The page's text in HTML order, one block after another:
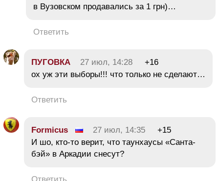
в Вузовском продавались за 1 грн)…
Ответить
ПУГОВКА 27 июл, 14:28
+16
ох уж эти выборы!!! что только не сделают…
Ответить
Formicus 27 июл, 14:35
+15
И шо, кто-то верит, что таунхаусы «Санта-
бэй» в Аркадии снесут?
Ответить